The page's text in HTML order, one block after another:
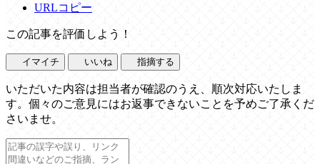
URLコピー
この記事を評価しよう！
イマイチ いいね 指摘する
いただいた内容は担当者が確認のうえ、順次対応いたしま
す。個々のご意見にはお返事できないことを予めご了承くだ
さいませ。